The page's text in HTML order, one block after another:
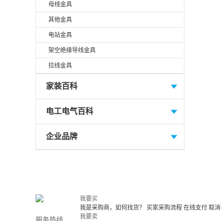
母线金具
其他金具
电站金具
架空绝缘导线金具
拉线金具
家装百科
电工电气百科
企业品牌
我要买
我是采购商，如何找货？
买家采购流程 在线支付 取
我要卖